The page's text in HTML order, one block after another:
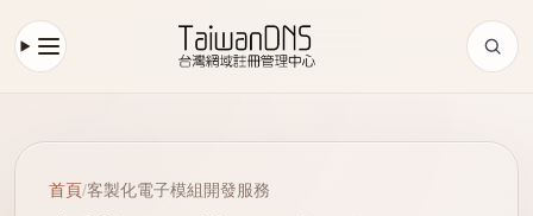
首頁/客製化電子模組開發服務